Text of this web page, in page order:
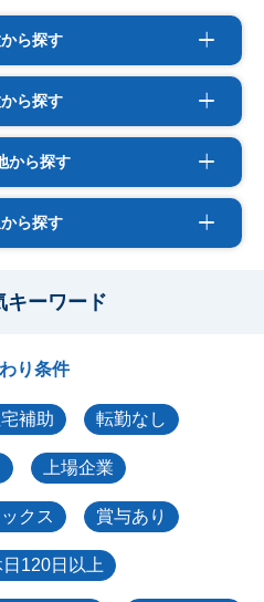
ら探す
ら探す
から探す
ら探す
キーワード
り条件
補助 転勤なし
上場企業
クス 賞与あり
120日以上